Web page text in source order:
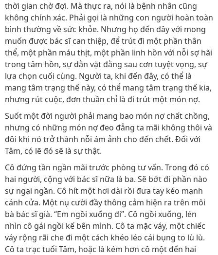
thời gian chờ đợi. Mà thực ra, nói là bệnh nhân cũng
không chính xác. Phải gọi là những con người hoàn toàn
bình thường về sức khỏe. Nhưng họ đến đây với mong
muốn được bác sĩ can thiệp, để trút đi một phần thân
thể, một phần máu thịt, một phần linh hồn với nỗi sợ hãi
trong tâm hồn, sự dằn vặt đằng sau cơn tuyệt vọng, sự
lựa chọn cuối cùng. Người ta, khi đến đây, có thể là
mang tâm trạng thế này, có thể mang tâm trạng thế kia,
nhưng rút cuộc, đơn thuần chỉ là đi trút một món nợ.
Suốt một đời người phải mang bao món nợ chất chồng,
nhưng có những món nợ đeo đẳng ta mãi không thôi và
đôi khi nó trở thành nỗi ám ảnh cho đến chết. Đối với
Tâm, có lẽ đó sẽ là sự thật.
Cô đứng tần ngần mãi trước phòng tư vấn. Trong đó có
hai người, cộng với bác sĩ nữa là ba. Sẽ bớt đi phần nào
sự ngại ngần. Cô hít một hơi dài rồi đưa tay kéo mạnh
cánh cửa. Một nụ cười đầy thông cảm hiện ra trên môi
bà bác sĩ già. “Em ngồi xuống đi”. Cô ngồi xuống, lén
nhìn cô gái ngồi kế bên mình. Cô ta mặc váy, một chiếc
váy rộng rãi che đi một cách khéo léo cái bụng to lù lù.
Cô ta trạc tuổi Tâm, hoặc là kém hơn cô một đến hai